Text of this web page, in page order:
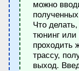
можно
Что
тюнинг
проходить
трассу,
выход.